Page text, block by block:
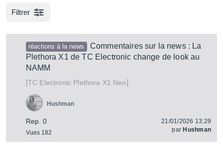
Filtrer
réactions à la news
Commentaires sur la news : La
Plethora X1 de TC Electronic change de look au
NAMM
[TC Electronic Plethora X1 Neo]
Rep. 0
Vues 182
Hushman
21/01/2026 13:29
par Hushman